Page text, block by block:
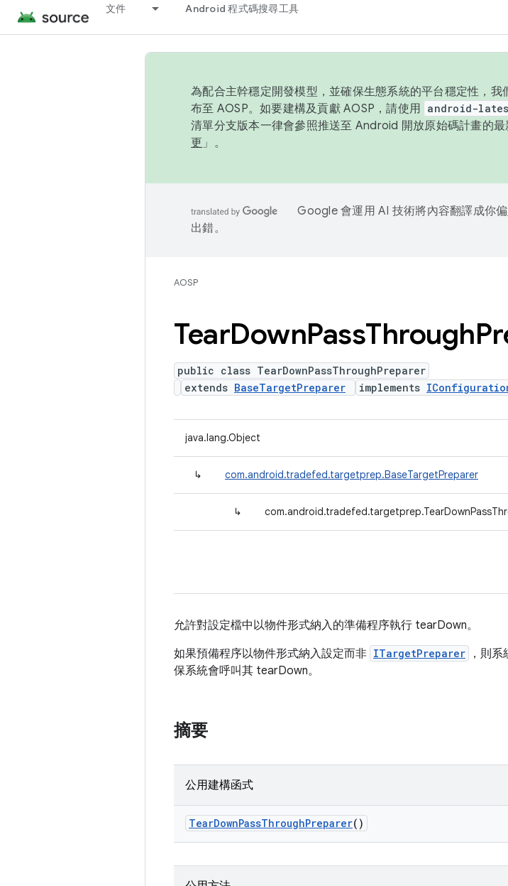
文件 Android 程式碼搜尋工具
為配合主幹穩定開發模型，並確保生態系統的平台穩定性，
布至 AOSP。如要建構及貢獻 AOSP，請使用 android-
清單分支版本一律會參照推送至 Android 開放原始碼計畫的最
更 」。
Google 會運用 AI 技術將內容翻譯成你
出錯。
AOSP
TearDownPassThrough
public class TearDownPassThroughPreparer
extends BaseTargetPreparer implements
java.lang.Object
↳ com.android.tradefed.targetprep.BaseTargetPreparer
↳
允許對設定檔中以物件形式納入的準備程序執行 tearDown。
如果預備程序以物件形式納入設定而非 ITargetPreparer
，則
保系統會呼叫其 tearDown。
摘要
公用建構函式
TearDownPassThroughPreparer()